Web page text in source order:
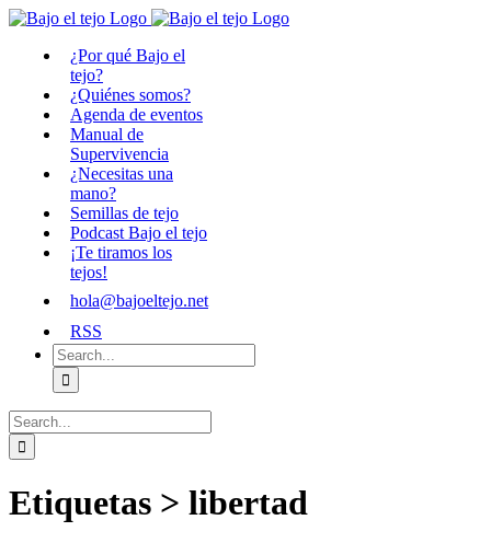
Skip
content
¿Por qué Bajo el
tejo?
¿Quiénes somos?
Agenda de eventos
Manual de
Supervivencia
¿Necesitas una
mano?
Semillas de tejo
Podcast Bajo el tejo
¡Te tiramos los
tejos!
hola@bajoeltejo.net
RSS
Search
for:
Search
for:
Etiquetas > libertad